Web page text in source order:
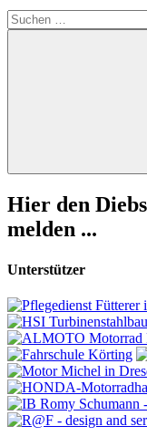
Suchen
nach:
Hier den
melden ...
Unterstützer